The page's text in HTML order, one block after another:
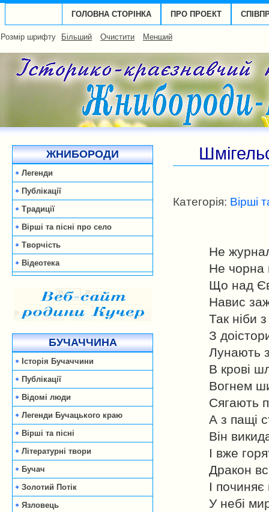
ГОЛОВНА СТОРІНКА ПРО ПРОЕКТ
Розмір шрифту Більший Очистити Менший
ЖНИБОРОДИ
Легенди
Публікації
Традиції
Вірші та пісні про село
Творчість
Відеотека
БУЧАЧЧИНА
Історія Бучаччини
Публікації
Відомі люди
Легенди Бучацького краю
Вірші та пісні
Літературні твори
Бучач
Золотий Потік
Язловець
Категорія: Вірші
Не
Не чорна
Що над
Навис
Так ніби
З
Лунають
В крові
Вогнем
Сягають
А з пащі
Він
І вже
Дракон
І
У небі